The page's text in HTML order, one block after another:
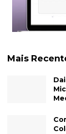
Mais